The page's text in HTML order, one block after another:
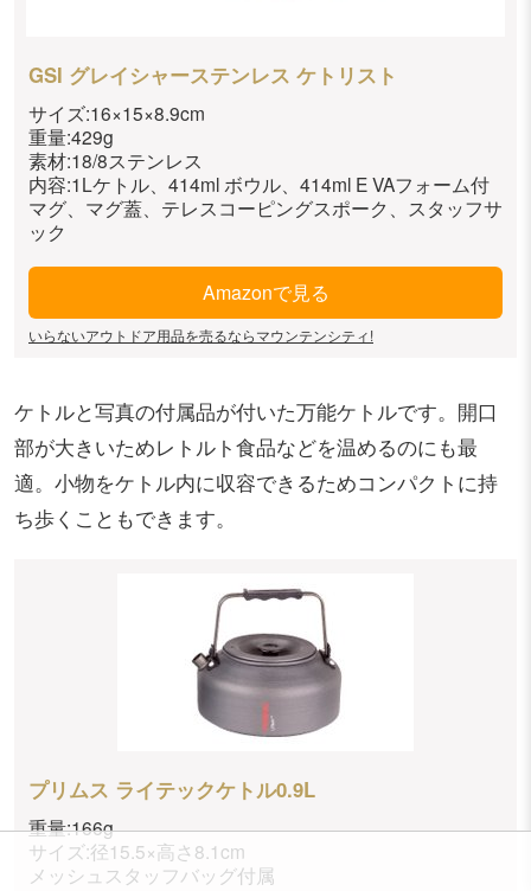
GSI グレイシャーステンレス ケトリスト
サイズ:16×15×8.9cm
重量:429g
素材:18/8ステンレス
内容:1Lケトル、414ml ボウル、414ml E VAフォーム付
マグ、マグ蓋、テレスコーピングスポーク、スタッフサ
ック
Amazonで見る
いらないアウトドア用品を売るならマウンテンシティ!
ケトルと写真の付属品が付いた万能ケトルです。開口
部が大きいためレトルト食品などを温めるのにも最
適。小物をケトル内に収容できるためコンパクトに持
ち歩くこともできます。
プリムス ライテックケトル0.9L
重量:166g
サイズ:径15.5×高さ8.1cm
メッシュスタッフバッグ付属